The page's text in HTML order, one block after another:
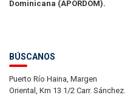
Dominicana (APORDOM).
BÚSCANOS
Puerto Río Haina, Margen
Oriental, Km 13 1/2 Carr. Sánchez.